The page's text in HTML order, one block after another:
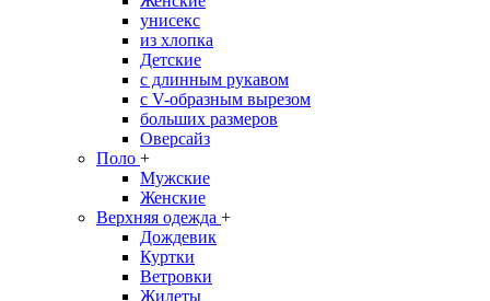
унисекс
из хлопка
Детские
с длинным рукавом
с V-образным вырезом
больших размеров
Оверсайз
Поло +
Мужские
Женские
Верхняя одежда +
Дождевик
Куртки
Ветровки
Жилеты